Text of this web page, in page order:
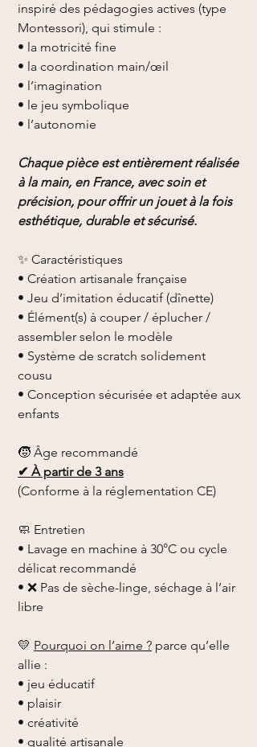
inspiré des pédagogies actives (type
Montessori), qui stimule :
• la motricité fine
• la coordination main/œil
• l’imagination
• le jeu symbolique
• l’autonomie
Chaque pièce est entièrement réalisée
à la main, en France, avec soin et
précision, pour offrir un jouet à la fois
esthétique, durable et sécurisé.
✨ Caractéristiques
• Création artisanale française
• Jeu d’imitation éducatif (dînette)
• Élément(s) à couper / éplucher /
assembler selon le modèle
• Système de scratch solidement
cousu
• Conception sécurisée et adaptée aux
enfants
🧒 Âge recommandé
✔ À partir de 3 ans
(Conforme à la réglementation CE)
🧼 Entretien
• Lavage en machine à 30°C ou cycle
délicat recommandé
• ❌ Pas de sèche-linge, séchage à l’air
libre
💛 Pourquoi on l’aime ? parce qu’elle
allie :
• jeu éducatif
• plaisir
• créativité
• qualité artisanale